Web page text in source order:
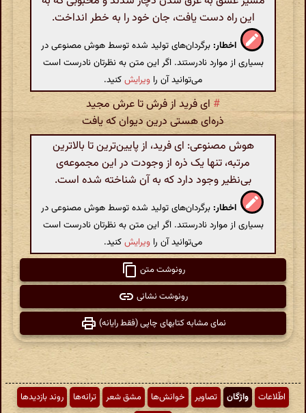
این راه دست یافت، جان خود را به خطر انداخت.
اخطار: برگردان‌های تولید شده توسط هوش مصنوعی در
بسیاری از موارد نادرستند. اگر این متن به نظرتان نادرست است
می‌توانید آن را ویرایشکنید.
# ای فرید از فرش تا عرش مجید
ذره‌ای هستی درین دیوان که یافت
هوش مصنوعی: ای فرید، از پایین‌ترین تا بالاترین
مرتبه، تنها یک ذره از وجودت در این مجموعه‌ی
بی‌نظیر وجود دارد که به آن شناخته شده است.
اخطار: برگردان‌های تولید شده توسط هوش مصنوعی در
بسیاری از موارد نادرستند. اگر این متن به نظرتان نادرست است
می‌توانید آن را ویرایشکنید.
رونوشت متن
رونوشت نشانی
نمای مشابه کتابهای چاپی (فقط رایانه)
اطّلاعات واژگان تصاویر خوانش‌ها مشق شعر ترانه‌ها
روند بازدیدها